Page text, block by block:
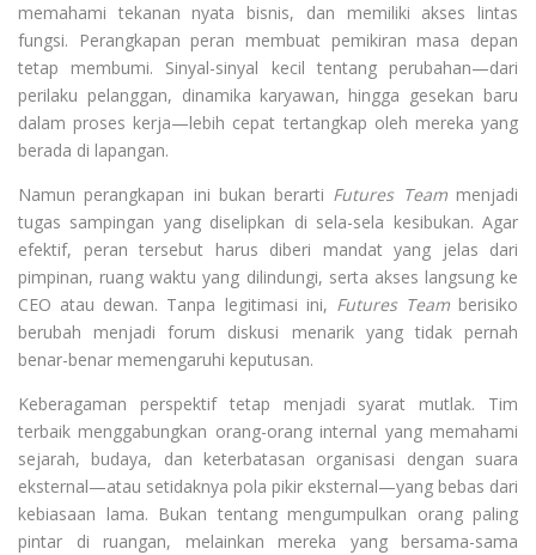
memahami tekanan nyata bisnis, dan memiliki akses lintas
fungsi. Perangkapan peran membuat pemikiran masa depan
tetap membumi. Sinyal-sinyal kecil tentang perubahan—dari
perilaku pelanggan, dinamika karyawan, hingga gesekan baru
dalam proses kerja—lebih cepat tertangkap oleh mereka yang
berada di lapangan.
Namun perangkapan ini bukan berarti Futures Teammenjadi
tugas sampingan yang diselipkan di sela-sela kesibukan. Agar
efektif, peran tersebut harus diberi mandat yang jelas dari
pimpinan, ruang waktu yang dilindungi, serta akses langsung ke
CEO atau dewan. Tanpa legitimasi ini, Futures Teamberisiko
berubah menjadi forum diskusi menarik yang tidak pernah
benar-benar memengaruhi keputusan.
Keberagaman perspektif tetap menjadi syarat mutlak. Tim
terbaik menggabungkan orang-orang internal yang memahami
sejarah, budaya, dan keterbatasan organisasi dengan suara
eksternal—atau setidaknya pola pikir eksternal—yang bebas dari
kebiasaan lama. Bukan tentang mengumpulkan orang paling
pintar di ruangan, melainkan mereka yang bersama-sama